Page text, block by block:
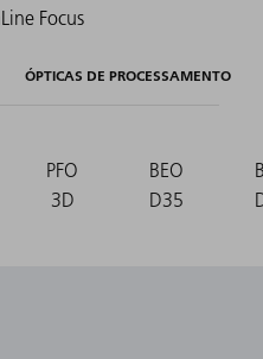
ÓPTICAS DE PROCESSAMENTO
PFO
3D
BEO
D35